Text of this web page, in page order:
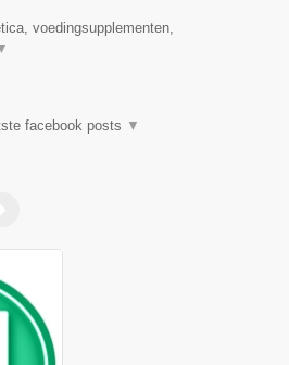
voedingsupplementen,
facebook posts ▼